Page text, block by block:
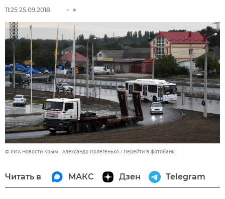
11:25 25.09.2018
© РИА Новости Крым . Александр Полегенько Перейти в фотобанк
Читать в МАКС Дзен Telegram